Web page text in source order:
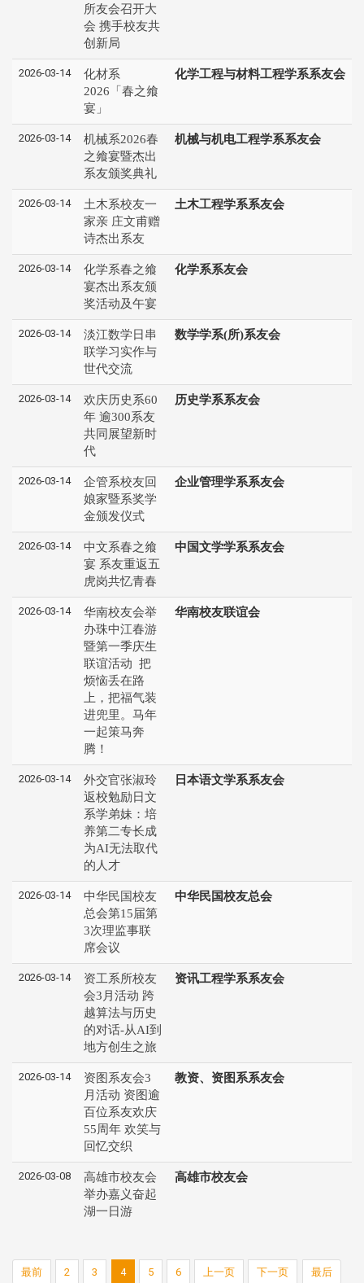
所友会召开大
会 携手校友共
创新局
2026-03-14
化材系
2026「春之飨
宴」
化学工程与材料工程学系系友会
2026-03-14
机械系2026春
之飨宴暨杰出
系友颁奖典礼
机械与机电工程学系系友会
2026-03-14
土木系校友一
家亲 庄文甫赠
诗杰出系友
土木工程学系系友会
2026-03-14
化学系春之飨
宴杰出系友颁
奖活动及午宴
化学系系友会
2026-03-14
淡江数学日串
联学习实作与
世代交流
数学学系(所)系友会
2026-03-14
欢庆历史系60
年 逾300系友
共同展望新时
代
历史学系系友会
2026-03-14
企管系校友回
娘家暨系奖学
金颁发仪式
企业管理学系系友会
2026-03-14
中文系春之飨
宴 系友重返五
虎岗共忆青春
中国文学学系系友会
2026-03-14
华南校友会举
办珠中江春游
暨第一季庆生
联谊活动 把
烦恼丢在路
上，把福气装
进兜里。马年
一起策马奔
腾！
华南校友联谊会
2026-03-14
外交官张淑玲
返校勉励日文
系学弟妹：培
养第二专长成
为AI无法取代
的人才
日本语文学系系友会
2026-03-14
中华民国校友
总会第15届第
3次理监事联
席会议
中华民国校友总会
2026-03-14
资工系所校友
会3月活动 跨
越算法与历史
的对话-从AI到
地方创生之旅
资讯工程学系系友会
2026-03-14
资图系友会3
月活动 资图逾
百位系友欢庆
55周年 欢笑与
回忆交织
教资、资图系系友会
2026-03-08
高雄市校友会
举办嘉义奋起
湖一日游
高雄市校友会
最前 2 3 4 5 6 上一页 下一页 最后